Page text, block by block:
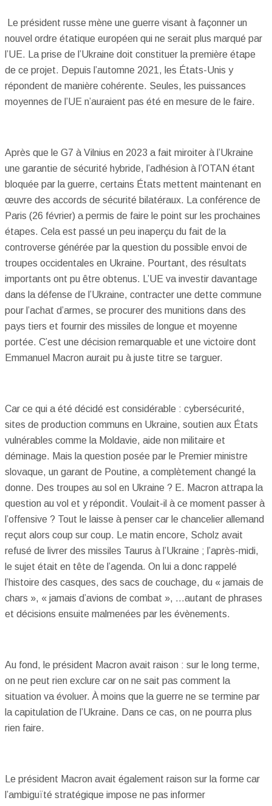
Le président russe mène une guerre visant à façonner un
nouvel ordre étatique européen qui ne serait plus marqué par
l’UE. La prise de l’Ukraine doit constituer la première étape
de ce projet. Depuis l’automne 2021, les États-Unis y
répondent de manière cohérente. Seules, les puissances
moyennes de l’UE n’auraient pas été en mesure de le faire.
Après que le G7 à Vilnius en 2023 a fait miroiter à l’Ukraine
une garantie de sécurité hybride, l’adhésion à l’OTAN étant
bloquée par la guerre, certains États mettent maintenant en
œuvre des accords de sécurité bilatéraux. La conférence de
Paris (26 février) a permis de faire le point sur les prochaines
étapes. Cela est passé un peu inaperçu du fait de la
controverse générée par la question du possible envoi de
troupes occidentales en Ukraine. Pourtant, des résultats
importants ont pu être obtenus. L’UE va investir davantage
dans la défense de l’Ukraine, contracter une dette commune
pour l’achat d’armes, se procurer des munitions dans des
pays tiers et fournir des missiles de longue et moyenne
portée. C’est une décision remarquable et une victoire dont
Emmanuel Macron aurait pu à juste titre se targuer.
Car ce qui a été décidé est considérable : cybersécurité,
sites de production communs en Ukraine, soutien aux États
vulnérables comme la Moldavie, aide non militaire et
déminage. Mais la question posée par le Premier ministre
slovaque, un garant de Poutine, a complètement changé la
donne. Des troupes au sol en Ukraine ? E. Macron attrapa la
question au vol et y répondit. Voulait-il à ce moment passer à
l’offensive ? Tout le laisse à penser car le chancelier allemand
reçut alors coup sur coup. Le matin encore, Scholz avait
refusé de livrer des missiles Taurus à l’Ukraine ; l’après-midi,
le sujet était en tête de l’agenda. On lui a donc rappelé
l’histoire des casques, des sacs de couchage, du « jamais de
chars », « jamais d’avions de combat », …autant de phrases
et décisions ensuite malmenées par les évènements.
Au fond, le président Macron avait raison : sur le long terme,
on ne peut rien exclure car on ne sait pas comment la
situation va évoluer. À moins que la guerre ne se termine par
la capitulation de l’Ukraine. Dans ce cas, on ne pourra plus
rien faire.
Le président Macron avait également raison sur la forme car
l’ambiguïté stratégique impose ne pas informer